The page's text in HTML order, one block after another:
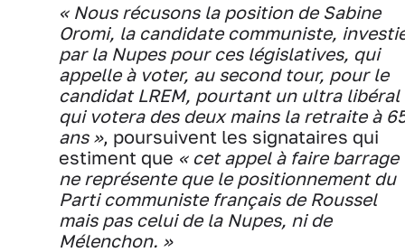
« Nous récusons la position de Sabine
Oromi, la candidate communiste,
par la Nupes pour ces législatives, qui
appelle à voter, au second tour, pour le
candidat LREM, pourtant un ultra libéral
qui votera des deux mains la retraite à
ans », poursuivent les signataires qui
estiment que « cet appel à faire barrage
ne représente que le positionnement du
Parti communiste français de Roussel
mais pas celui de la Nupes, ni de
Mélenchon. »